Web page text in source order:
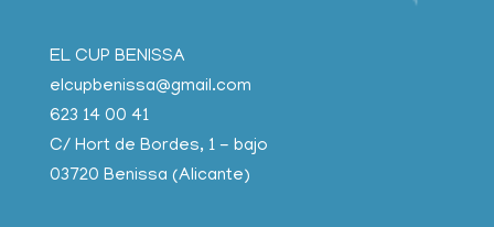
EL CUP BENISSA
elcupbenissa@gmail.com
623 14 00 41
C/ Hort de Bordes, 1 - bajo
03720 Benissa (Alicante)